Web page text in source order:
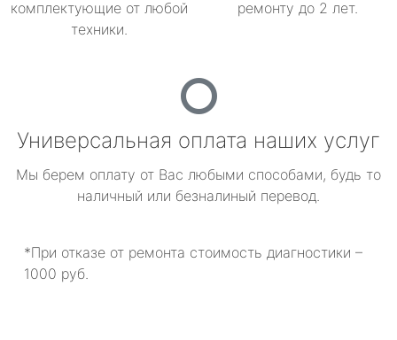
комплектующие от любой
техники.
ремонту до 2 лет.
Универсальная оплата наших услуг
Мы берем оплату от Вас любыми способами, будь то
наличный или безналиный перевод.
*При отказе от ремонта стоимость диагностики –
1000 руб.